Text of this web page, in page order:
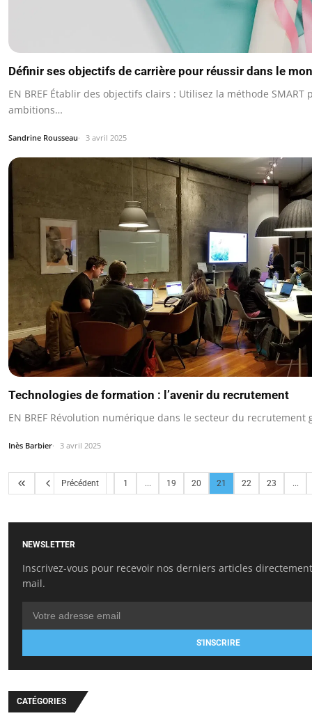
Définir ses objectifs de carrière pour réussir dans le
EN BREF Établir des objectifs clairs : Utilisez la méthode
ambitions…
Sandrine Rousseau 3 avril 2025
Technologies de formation : l’avenir du recrutement
EN BREF Révolution numérique dans le secteur du recrutement
Inès Barbier 3 avril 2025
Précédent 1 ... 19 20 21 22 23 ...
NEWSLETTER
Inscrivez-vous pour recevoir nos derniers articles
mail.
S'INSCRIRE
CATÉGORIES